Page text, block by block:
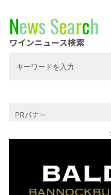
NewsSearch
ワインニュース検索
PRバナー